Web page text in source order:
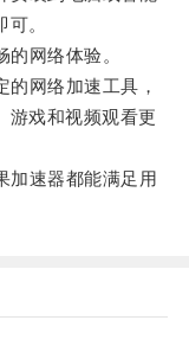
。
网络体验。
网络加速工具，
游戏和视频观看更
速器都能满足用